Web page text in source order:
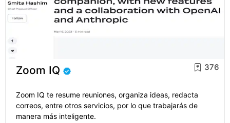
Zoom IQ 376
Zoom IQ te resume reuniones, organiza ideas, redacta
correos, entre otros servicios, por lo que trabajarás de
manera más inteligente.